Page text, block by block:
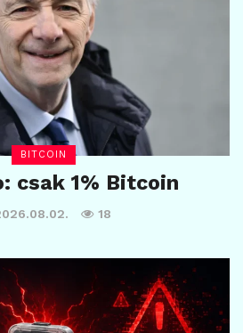
BITCOIN
csak 1% Bitcoin
18